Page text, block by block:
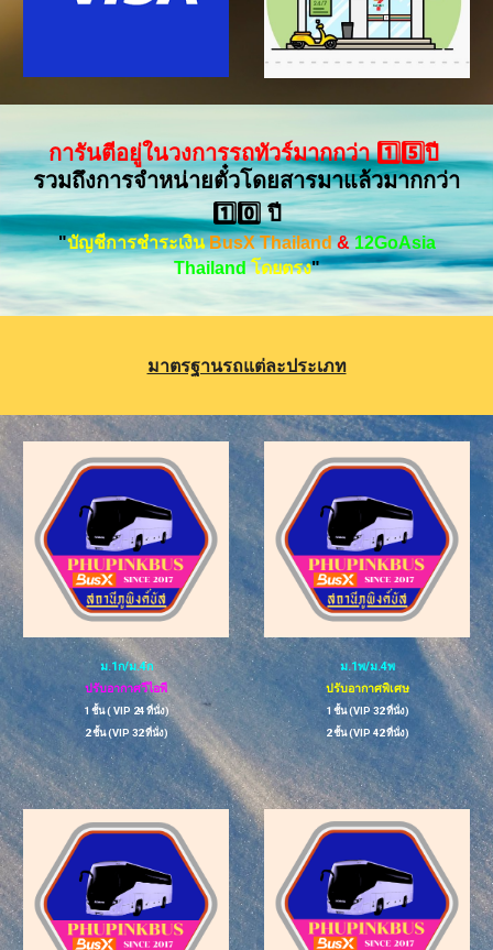
การันตีอยู่ในวงการรถทัวร์มากกว่า1️⃣5️⃣ปี
รวมถึงการจำหน่ายตั๋วโดยสารมาแล้วมากกว่า
1️⃣0️⃣ปี
"บัญชีการชำระเงินBusX Thailand &12GoAsia
Thailandโดยตรง"
มาตรฐานรถแต่ละประเภท
ม.1ก/ม.4ก
ปรับอากาศวีไอพี
1 ชั้น ( VIP 24ที่นั่ง)
2ชั้น (VIP 32ที่นั่ง)
ม.1พ/ม.4พ
ปรับอากาศพิเศษ
1 ชั้น(VIP 32 ที่นั่ง)
2ชั้น (VIP 42ที่นั่ง)